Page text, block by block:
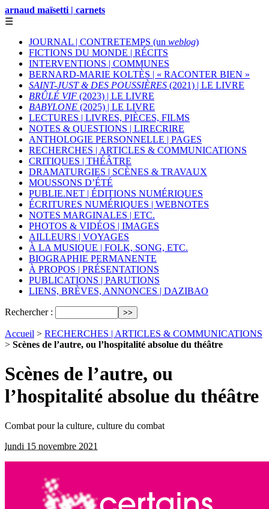
arnaud maïsetti | carnets
☰
JOURNAL | CONTRETEMPS (un weblog)
FICTIONS DU MONDE | RÉCITS
INTERVENTIONS | COMMUNES
BERNARD-MARIE KOLTÈS | « RACONTER BIEN »
SAINT-JUST & DES POUSSIÈRES (2021) | LE LIVRE
BRÛLÉ VIF (2023) | LE LIVRE
BABYLONE (2025) | LE LIVRE
LECTURES | LIVRES, PIÈCES, FILMS
NOTES & QUESTIONS | LIRECRIRE
ANTHOLOGIE PERSONNELLE | PAGES
RECHERCHES | ARTICLES & COMMUNICATIONS
CRITIQUES | THÉÂTRE
DRAMATURGIES | SCÈNES & TRAVAUX
MOUSSONS D’ÉTÉ
PUBLIE.NET | ÉDITIONS NUMÉRIQUES
ÉCRITURES NUMÉRIQUES | WEBNOTES
NOTES MARGINALES | ETC.
PHOTOS & VIDÉOS | IMAGES
AILLEURS | VOYAGES
À LA MUSIQUE | FOLK, SONG, ETC.
BIOGRAPHIE PERMANENTE
À PROPOS | PRÉSENTATIONS
PUBLICATIONS | PARUTIONS
LIENS, BRÈVES, ANNONCES | DAZIBAO
Rechercher :
Accueil > RECHERCHES | ARTICLES & COMMUNICATIONS
> Scènes de l’autre, ou l’hospitalité absolue du théâtre
Scènes de l’autre, ou
l’hospitalité absolue du théâtre
Combat pour la culture, culture du combat
lundi 15 novembre 2021